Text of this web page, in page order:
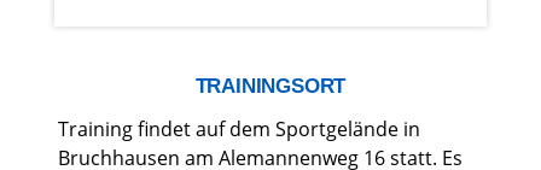
TRAININGSORT
Training findet auf dem Sportgelände in
Bruchhausen am Alemannenweg 16 statt. Es